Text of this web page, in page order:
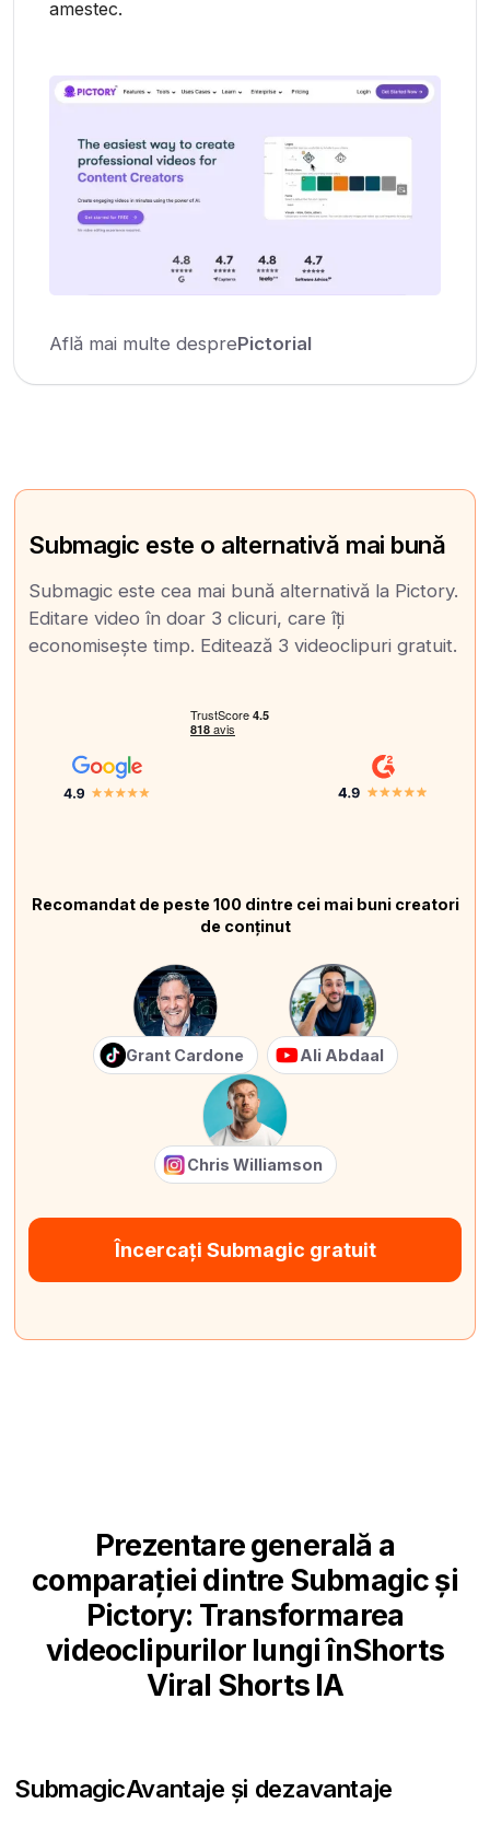
amestec.
Află mai multe desprePictorial
Submagic este o alternativă mai bună
Submagic este cea mai bună alternativă la Pictory.
Editare video în doar 3 clicuri, care îți
economisește timp. Editează 3 videoclipuri gratuit.
Recomandat de peste 100 dintre cei mai buni creatori
de conținut
Grant Cardone Ali Abdaal
Chris Williamson
Încercați Submagic gratuit
Prezentare generală a
comparației dintre Submagic și
Pictory: Transformarea
videoclipurilor lungi înShorts
Viral Shorts IA
SubmagicAvantaje și dezavantaje